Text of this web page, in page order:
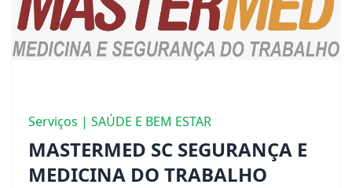
Serviços | SAÚDE E BEM ESTAR
MASTERMED SC SEGURANÇA E
MEDICINA DO TRABALHO